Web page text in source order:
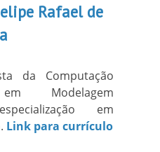
Rafael de
da Computação
Modelagem
em
Link para currículo